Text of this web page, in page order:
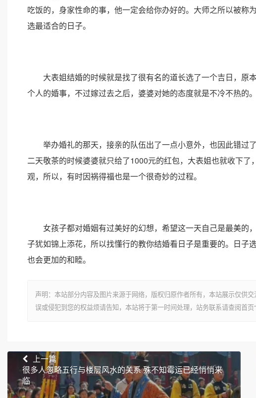
吃饭的，身家性命的事，他一定会给你办好的。大师之所以被
选最适合的日子。
大表姐结婚的时候就是找了很有名的道长选了一个吉日，原
个人的婚事，不过嫁过去之后，婆婆对她的态度就是不冷不热的。
举办婚礼的那天，接亲的队伍出了一点小意外，也因此错过
二天敬茶的时候婆婆就只给了1000元的红包，大表姐也就收下
观，所以，有时因祸得福也是一个很奇妙的过程。
女孩子都对婚姻有过美好的幻想，希望这一天自己是最美的
子犹如锦上添花，所以找懂行的教你结婚看日子是重要的。日
也会更加的和睦。
声明：本站部分内容及图片来源于网络，版权归原作者所有，本站展示仅供
误或侵犯到您的权益烦请告知，本站将于第一时间处理，站务联系请查阅首页“
上一篇
很多人忽略五行与楼层风水的关系 殊不知霉运已经悄悄来
临